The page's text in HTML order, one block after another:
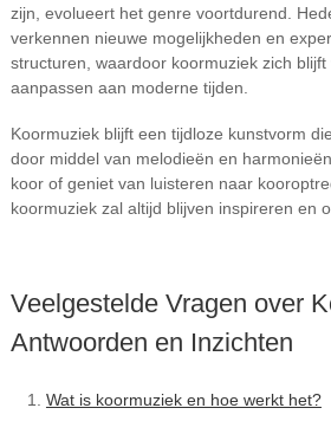
zijn, evolueert het genre voortdurend.
verkennen nieuwe mogelijkheden en
structuren, waardoor koormuziek zich blijft
aanpassen aan moderne tijden.
Koormuziek blijft een tijdloze kunstvorm
door middel van melodieën en
koor of geniet van luisteren naar
koormuziek zal altijd blijven inspireren en
Veelgestelde Vragen over
Antwoorden en Inzichten
Wat is koormuziek en hoe werkt het?